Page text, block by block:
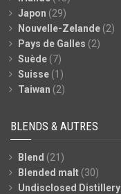
Japon (29)
Nouvelle-Zelande (2)
Pays de Galles (2)
Suède (7)
Suisse (1)
Taiwan (2)
BLENDS & AUTRES
Blend (21)
Blended malt (30)
Undisclosed Distillery